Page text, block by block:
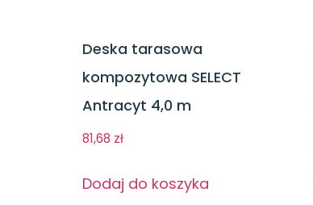
Deska tarasowa
kompozytowa SELECT
Antracyt 4,0 m
81,68 zł
Dodaj do koszyka